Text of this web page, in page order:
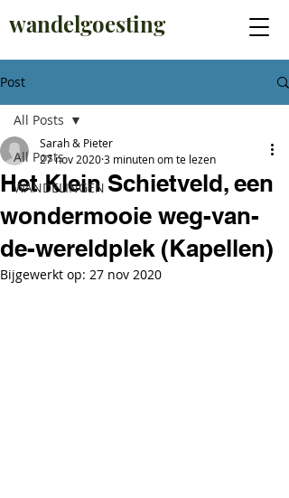
wandelgoesting
Post
All Posts
WANDELINGEN
All Posts
Het Klein Schietveld, een
wondermooie weg-van-
de-wereldplek (Kapellen)
Sarah & Pieter
27 nov 20203 minuten om te lezen
Bijgewerkt op: 27 nov 2020